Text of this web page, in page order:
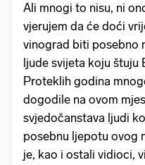
Ali mnogi to nisu, ni
vjerujem da će doći
vinograd biti posebno
ljude svijeta koju štuju
Proteklih godina
dogodile na ovom
svjedočanstava ljudi
posebnu ljepotu ovog
je, kao i ostali vidioci,